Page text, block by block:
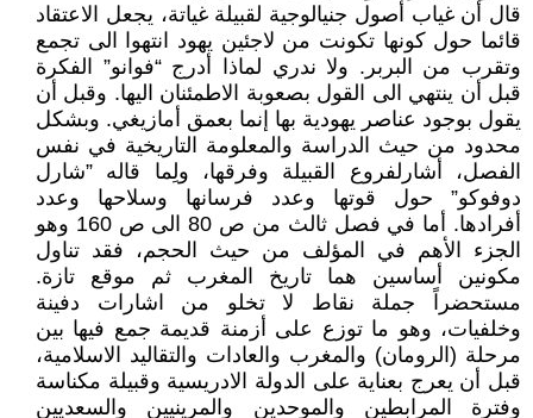
قال أن غياب أصول جنيالوجية لقبيلة غياتة، يجعل الاعتقاد
قائما حول كونها تكونت من لاجئين يهود انتهوا الى تجمع
وتقرب من البربر. ولا ندري لماذا أدرج “فوانو” الفكرة
قبل أن ينتهي الى القول بصعوبة الاطمئنان اليها. وقبل أن
يقول بوجود عناصر يهودية بها إنما بعمق أمازيغي. وبشكل
محدود من حيث الدراسة والمعلومة التاريخية في نفس
الفصل، أشارلفروع القبيلة وفرقها، ولِما قاله ”شارل
دوفوكو” حول قوتها وعدد فرسانها وسلاحها وعدد
أفرادها. أما في فصل ثالث من ص 80 الى ص 160 وهو
الجزء الأهم في المؤلف من حيث الحجم، فقد تناول
مكونين أساسين هما تاريخ المغرب ثم موقع تازة.
مستحضراً جملة نقاط لا تخلو من اشارات دفينة
وخلفيات، وهو ما توزع على أزمنة قديمة جمع فيها بين
مرحلة (الرومان) والمغرب والعادات والتقاليد الاسلامية،
قبل أن يعرج بعناية على الدولة الادريسية وقبيلة مكناسة
وفترة المرابطين والموحدين والمرينيين والسعديين